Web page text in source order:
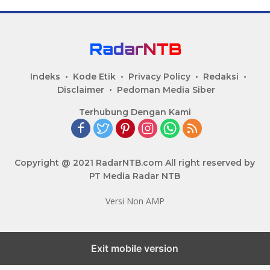
Indeks Kode Etik Privacy Policy
Redaksi
Disclaimer
Pedoman Media Siber
Terhubung Dengan Kami
Copyright @ 2021 RadarNTB.com All right reserved by
PT Media Radar NTB
Versi Non AMP
Exit mobile version